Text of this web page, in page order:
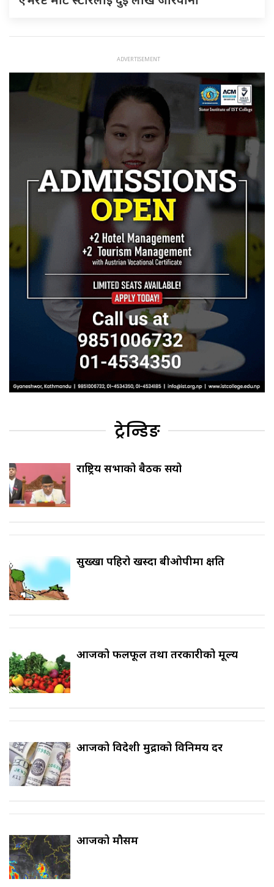
ट्रेन्डिङ
राष्ट्रिय सभाको बैठक सर्‍यो
सुख्खा पहिरो खस्दा बीओपीमा क्षति
आजको फलफूल तथा तरकारीको मूल्य
आजको विदेशी मुद्राको विनिमय दर
आजको मौसम